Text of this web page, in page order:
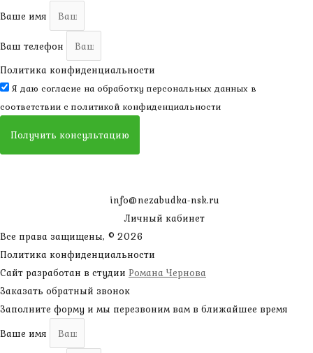
Ваше имя
Ваш телефон
Политика конфиденциальности
Я даю согласие на обработку персональных данных в
соответствии с политикой конфиденциальности
Получить консультацию
info@nezabudka-nsk.ru
Личный кабинет
Все права защищены, © 2026
Политика конфиденциальности
Сайт разработан в студии Романа Чернова
Заказать обратный звонок
Заполните форму и мы перезвоним вам в ближайшее время
Ваше имя